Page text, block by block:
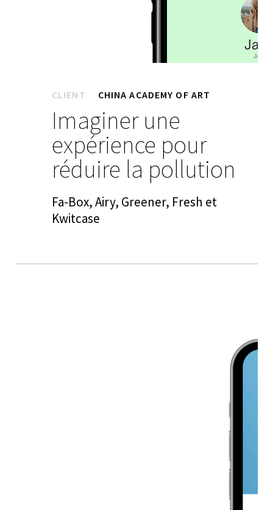
CLIENT CHINA ACADEMY OF ART
Imaginer une
expérience pour
réduire la pollution
Fa-Box, Airy, Greener, Fresh et
Kwitcase